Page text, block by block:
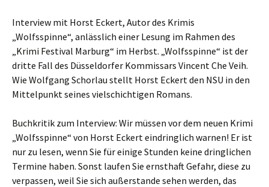
Interview mit Horst Eckert, Autor des Krimis
„Wolfsspinne“, anlässlich einer Lesung im Rahmen des
„Krimi Festival Marburg“ im Herbst. „Wolfsspinne“ ist der
dritte Fall des Düsseldorfer Kommissars Vincent Che Veih.
Wie Wolfgang Schorlau stellt Horst Eckert den NSU in den
Mittelpunkt seines vielschichtigen Romans.
Buchkritik zum Interview: Wir müssen vor dem neuen Krimi
„Wolfsspinne“ von Horst Eckert eindringlich warnen! Er ist
nur zu lesen, wenn Sie für einige Stunden keine dringlichen
Termine haben. Sonst laufen Sie ernsthaft Gefahr, diese zu
verpassen, weil Sie sich außerstande sehen werden, das